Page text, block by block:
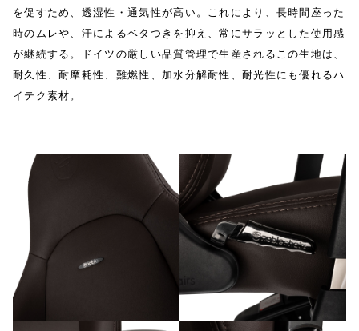
を促すため、透湿性・通気性が高い。これにより、長時間座った
時のムレや、汗によるベタつきを抑え、常にサラッとした使用感
が継続する。ドイツの厳しい品質管理で生産されるこの生地は、
耐久性、耐摩耗性、難燃性、加水分解耐性、耐光性にも優れるハ
イテク素材。